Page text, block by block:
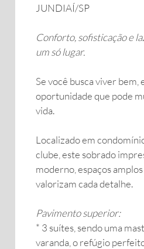
JUNDIAÍ/SP
Conforto, sofisticação e
um só lugar.
Se você busca viver bem,
oportunidade que pode
vida.
Localizado em
clube, este sobrado
moderno, espaços
valorizam cada detalhe.
Pavimento superior:
* 3 suítes, sendo uma
varanda, o refúgio